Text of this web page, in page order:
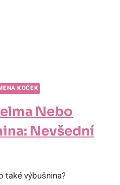
KOČEK
Nebo
Nevšední
také výbušnina?